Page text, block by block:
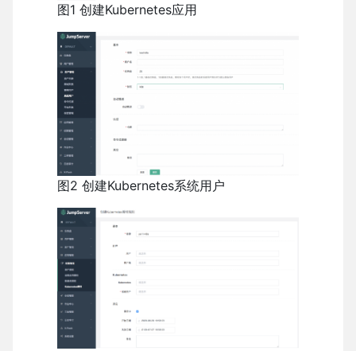
图1 创建Kubernetes应用
图2 创建Kubernetes系统用户